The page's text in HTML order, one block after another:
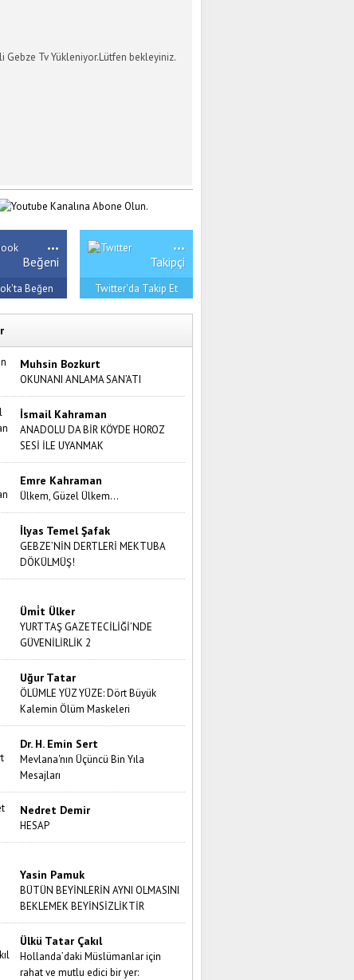
Gebze Tv Yükleniyor.Lütfen bekleyiniz.
...
Beğeni
Beğen
...
Takipçi
Twitter'da Takip Et
Muhsin Bozkurt
OKUNANI ANLAMA SAN’ATI
İsmail Kahraman
ANADOLU DA BİR KÖYDE HOROZ
SESİ İLE UYANMAK
Emre Kahraman
Ülkem, Güzel Ülkem…
İlyas Temel Şafak
GEBZE’NİN DERTLERİ MEKTUBA
DÖKÜLMÜŞ!
Ümi̇t Ülker
YURTTAŞ GAZETECİLİĞİ’NDE
GÜVENİLİRLİK 2
Uğur Tatar
ÖLÜMLE YÜZ YÜZE: Dört Büyük
Kalemin Ölüm Maskeleri
Dr. H. Emin Sert
Mevlana'nın Üçüncü Bin Yıla
Mesajları
Nedret Demir
HESAP
Yasin Pamuk
BÜTÜN BEYİNLERİN AYNI OLMASINI
BEKLEMEK BEYİNSİZLİKTİR
Ülkü Tatar Çakıl
Hollanda’daki Müslümanlar için
rahat ve mutlu edici bir yer: